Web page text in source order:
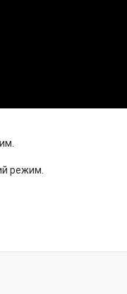
режим.